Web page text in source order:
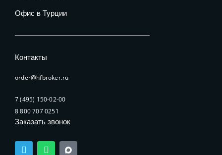
Офис в Турции
Контакты
order@hfbroker.ru
7 (495) 150-02-00
8 800 707 0251
Заказать звонок
T
W